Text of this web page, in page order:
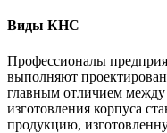
Виды КНС
Профессионалы
выполняют
главным отличием между
изготовления корпуса
продукцию,